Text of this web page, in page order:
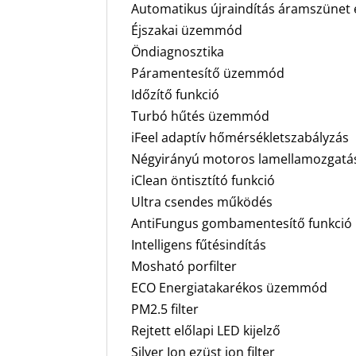
Automatikus újraindítás áramszünet
Éjszakai üzemmód
Öndiagnosztika
Páramentesítő üzemmód
Időzítő funkció
Turbó hűtés üzemmód
iFeel adaptív hőmérsékletszabályzás
Négyirányú motoros
iClean öntisztító funkció
Ultra csendes működés
AntiFungus gombamentesítő funkció
Intelligens fűtésindítás
Mosható porfilter
ECO Energiatakarékos üzemmód
PM2.5 filter
Rejtett előlapi LED kijelző
Silver Ion ezüst ion filter